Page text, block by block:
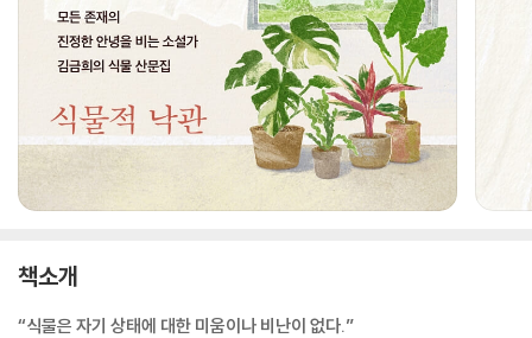
책소개
“식물은 자기 상태에 대한 미움이나 비난이 없다.”